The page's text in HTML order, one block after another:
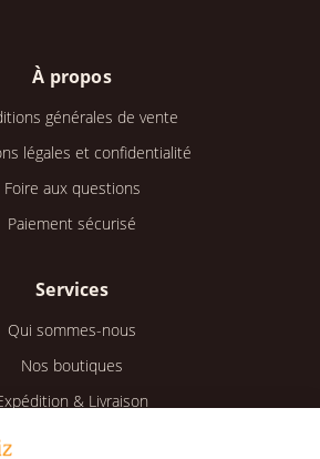
À propos
générales de vente
légales et confidentialité
Foire aux questions
Paiement sécurisé
Services
Qui sommes-nous
Nos boutiques
& Livraison
& Remboursement